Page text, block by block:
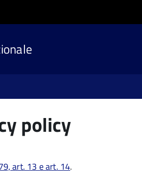
policy
art. 13 e art. 14.